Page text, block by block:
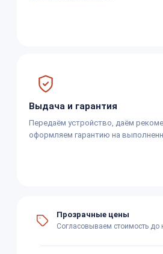
Выдача и гарантия
Передаём устройство, даём
оформляем гарантию на
Прозрачные цены
Согласовываем стоимость до